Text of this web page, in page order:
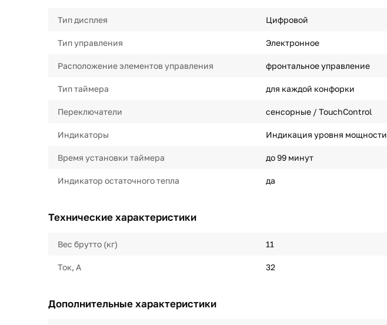
Тип дисплея Цифровой
Тип управления Электронное
Расположение элементов управления фронтальное управление
Тип таймера для каждой конфорки
Переключатели сенсорные / TouchControl
Индикаторы Индикация уровня мощности
Время установки таймера до 99 минут
Индикатор остаточного тепла да
Технические характеристики
Вес брутто (кг) 11
Ток, А 32
Дополнительные характеристики